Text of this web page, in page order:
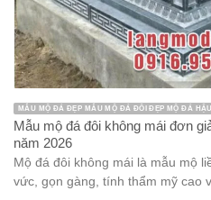
MẪU MỘ ĐÁ ĐẸP MẪU MỘ ĐÁ ĐÔI ĐẸP MỘ ĐÁ
Mẫu mộ đá đôi không mái đơn
năm 2026
Mộ đá đôi không mái là mẫu mộ
vức, gọn gàng, tính thẩm mỹ cao